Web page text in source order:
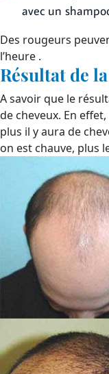
avec un
Des rougeurs
l’heure .
Résultat de
A savoir que le
de cheveux. En
plus il y aura de
on est chauve, plus